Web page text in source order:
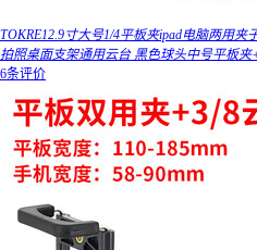
TOKRE12.9寸大号1/4平板夹ipad电脑两用
拍照桌面支架通用云台 黑色球头中号平板夹
6条评价